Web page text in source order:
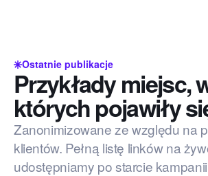
Ostatnie publikacje
Przykłady miejsc,
których pojawiły
Zanonimizowane ze względu na
klientów. Pełną listę linków na
udostępniamy po starcie